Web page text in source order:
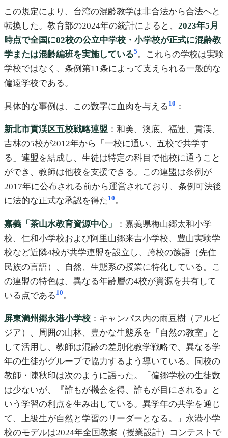
この規定により、台湾の混齢教学は非合法から合法へと
転換した。教育部の2024年の統計によると、 2023年5月
時点で全国に82校の公立中学校・小学校が正式に混齢教
学または混齢編班を実施している5。これらの学校は実験
学校ではなく、条例第11条によって支えられる一般的な
偏遠学校である。
具体的な事例は、この数字に血肉を与える 10 ：
新北市貢渓区五校戦略連盟 ：和美、澳底、福連、貢渓、
吉林の5校が2012年から「一校に通い、五校で共学す
る」連盟を結成し、生徒は特定の科目で他校に通うこと
ができ、教師は他校を支援できる。この連盟は条例が
2017年に公布される前から運営されており、条例可決後
に法的な正式な承認を得た 10。
嘉義「茶山水教育資源中心」
：嘉義県梅山郷太和小学
校、仁和小学校および阿里山郷来吉小学校、豊山実験学
校など近隣4校が共学連盟を設立し、跨校の族語（先住
民族の言語）、自然、生態系の授業に特化している。こ
の連盟の特色は、異なる年齢層の4校が資源を共有して
いる点である 10 。
屏東満州郷永港小学校 ：キャンパス内の雨豆樹（アルビ
ジア）、周囲の山林、豊かな生態系を「自然の教室」と
して活用し、教師は混齢の差別化教学戦略で、異なる学
年の生徒がグループで協力するよう導いている。同校の
教師・陳秋印は次のように語った。「偏郷学校の生徒数
は少ないが、『誰もが機会を得、誰もが目にされる』と
いう学習の利点を生み出している。異学年の共学を通じ
て、上級生が自然と学習のリーダーとなる。」永港小学
校のモデルは2024年全国教案（授業設計）コンテストで